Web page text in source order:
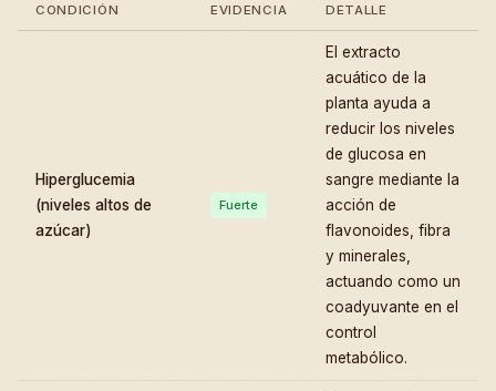
CONDICIÓN EVIDENCIA DETALLE
Hiperglucemia
(niveles altos de
azúcar)
Fuerte
El extracto
acuático de la
planta ayuda a
reducir los niveles
de glucosa en
sangre mediante la
acción de
flavonoides, fibra
y minerales,
actuando como un
coadyuvante en el
control
metabólico.